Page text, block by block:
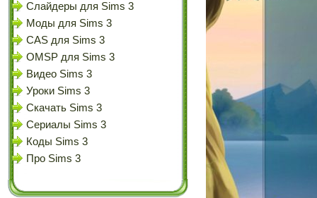
Слайдеры для Sims 3
Моды для Sims 3
CAS для Sims 3
OMSP для Sims 3
Видео Sims 3
Уроки Sims 3
Скачать Sims 3
Сериалы Sims 3
Коды Sims 3
Про Sims 3